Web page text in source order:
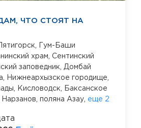
ЧТО СТОЯТ НА
Пятигорск,
Гум-Баши
храм, Сентинский
заповедник, Домбай
Нижнеархызское городище,
Кисловодск,
Баксанское
Нарзанов, поляна Азау, еще 2